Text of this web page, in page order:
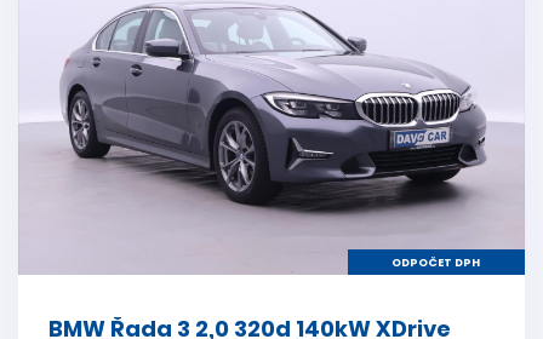
ODPOČET DPH
BMW Řada 3 2,0 320d 140kW XDrive